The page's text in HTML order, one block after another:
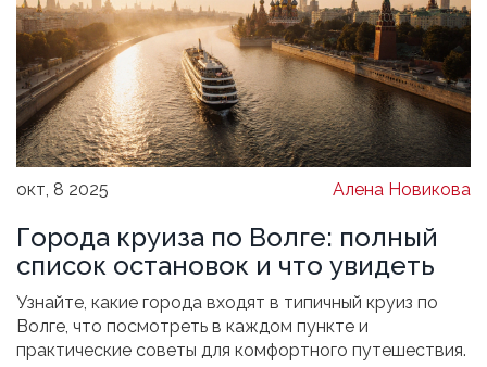
окт, 8 2025 Алена Новикова
Города круиза по Волге: полный
список остановок и что увидеть
Узнайте, какие города входят в типичный круиз по
Волге, что посмотреть в каждом пункте и
практические советы для комфортного путешествия.